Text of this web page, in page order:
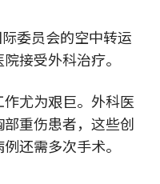
委员会的空中转运
接受外科治疗。
尤为艰巨。外科医
重伤患者，这些创
还需多次手术。